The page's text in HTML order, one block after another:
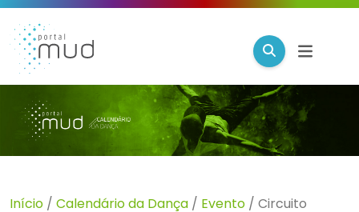
Início / Calendário da Dança / Evento / Circuito